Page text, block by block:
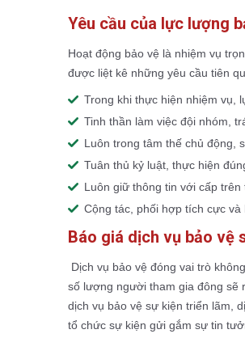
Yêu cầu của lực lượng
Hoạt động bảo vệ là nhiệm vụ
được liệt kê những yêu cầu tiên
Trong khi thực hiện nhiệm vụ,
Tinh thần làm việc đội nhóm,
Luôn trong tâm thế chủ động,
Tuân thủ kỷ luật, thực hiện
Luôn giữ thông tin với cấp
Cộng tác, phối hợp tích cực
Báo giá dịch vụ bảo vệ
Dịch vụ bảo vệ đóng vai trò
số lượng người tham gia đông sẽ
dịch vụ bảo vệ sự kiện triển lãm,
tổ chức sự kiện gửi gắm sự tin